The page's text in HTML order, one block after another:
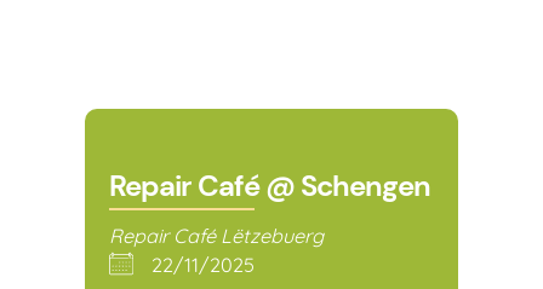
Repair Café @ Schengen
Repair Café Lëtzebuerg
22/11/2025